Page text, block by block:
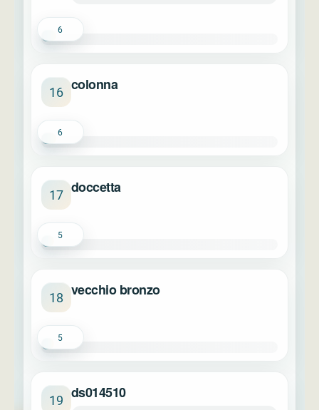
6
16 colonna
6
17 doccetta
5
18 vecchio bronzo
5
19 ds014510